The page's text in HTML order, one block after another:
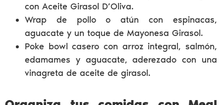
con Aceite Girasol D’Oliva.
Wrap de pollo o atún con espinacas,
aguacate y un toque de Mayonesa Girasol​.
Poke bowl casero con arroz integral, salmón,
edamames y aguacate, aderezado con una
vinagreta de aceite de girasol.